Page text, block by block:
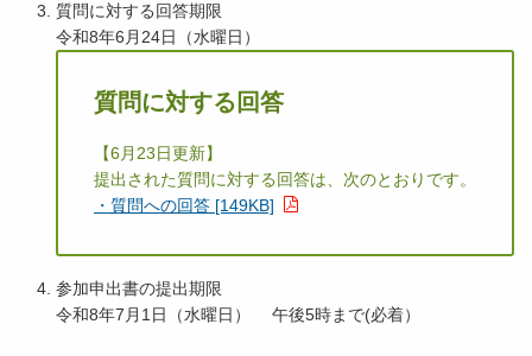
質問に対する回答期限
令和8年6月24日（水曜日）
質問に対する回答
【6月23日更新】
提出された質問に対する回答は、次のとおりです。
・質問への回答 [149KB]
参加申出書の提出期限
令和8年7月1日（水曜日） 午後5時まで(必着）